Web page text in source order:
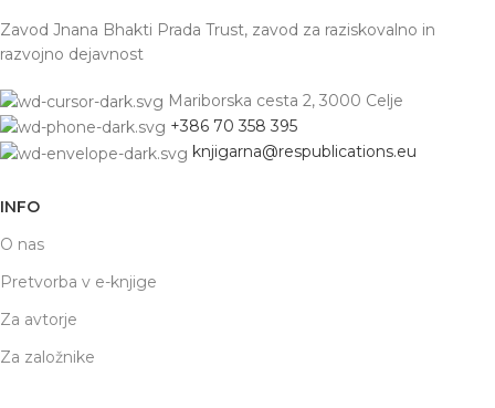
Zavod Jnana Bhakti Prada Trust, zavod za raziskovalno in
razvojno dejavnost
Mariborska cesta 2, 3000 Celje
+386 70 358 395
knjigarna@respublications.eu
INFO
O nas
Pretvorba v e-knjige
Za avtorje
Za založnike